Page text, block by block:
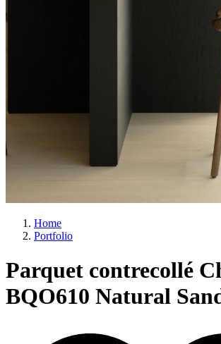
Home
Portfolio
Parquet contrecollé
BQO610 Natural